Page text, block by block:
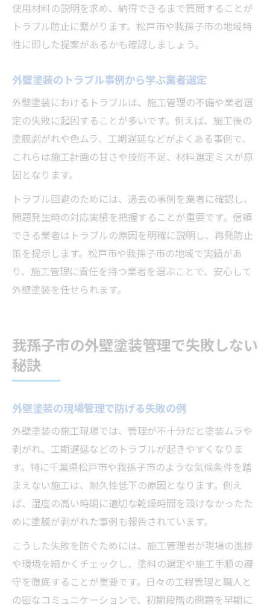
使用材料の説明を求め、納得できるまで質問することが
トラブル防止に繋がります。松戸市や我孫子市の地域特
性に即した提案があるかも確認しましょう。
外壁塗装のトラブル事例から学ぶ業者選定
外壁塗装におけるトラブルは、施工管理の不備や業者選
定の失敗に起因することが多いです。例えば、施工後の
塗膜剥がれや色ムラ、工期遅延などがよくある事例で、
これらは施工計画の甘さや技術不足、材料選定ミスが原
因となります。
トラブル回避のためには、過去の事例を業者に確認し、
問題発生時の対応実績を把握することが重要です。信頼
できる業者はトラブルの原因を明確に説明し、再発防止
策を提示します。松戸市や我孫子市の地域で実績があ
り、施工管理に責任を持つ業者を選ぶことで、安心して
外壁塗装を任せられます。
我孫子市の外壁塗装管理で失敗しない
秘訣
外壁塗装の現場管理で防げる失敗の例
外壁塗装の施工現場では、管理が不十分だと塗装ムラや
剥がれ、工期遅延などのトラブルが起きやすくなりま
す。特に千葉県松戸市や我孫子市のような気候条件を踏
まえない施工は、耐久性低下の原因となります。例え
ば、湿度の高い時期に適切な乾燥時間を設けなかったた
めに塗膜が剥がれた事例も報告されています。
こうした失敗を防ぐためには、施工管理者が現場の進捗
や環境を細かくチェックし、塗料の選定や施工手順の遵
守を徹底することが重要です。日々の工程管理と職人と
の密なコミュニケーションで、初期段階の問題を早期に